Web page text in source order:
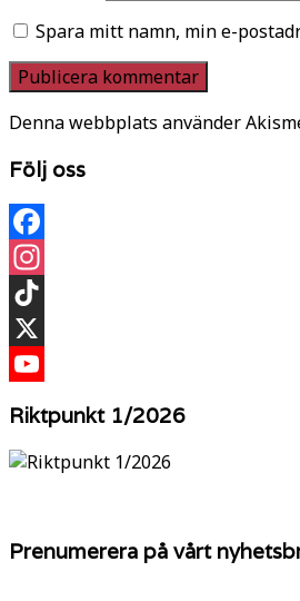
Spara mitt namn, min e-
Denna webbplats använder
Följ oss
Facebook
Instagram
TikTok
X
Riktpunkt 1/2026
Prenumerera på vårt